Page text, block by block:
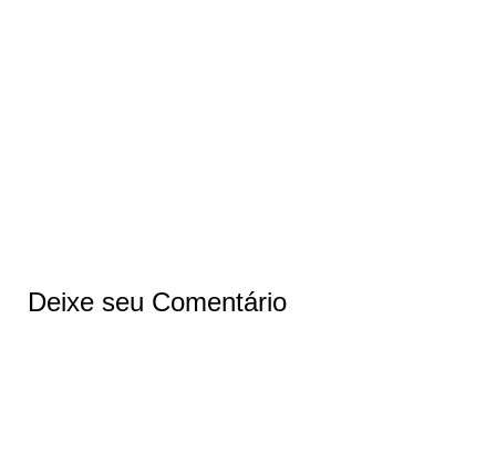
Deixe seu Comentário